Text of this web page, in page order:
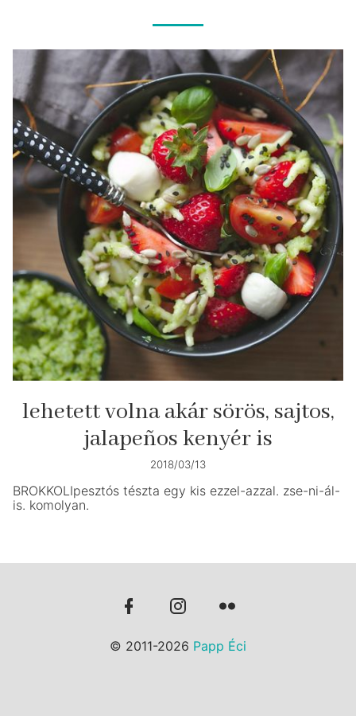
lehetett volna akár sörös, sajtos,
jalapeños kenyér is
2018/03/13
BROKKOLIpesztós tészta egy kis ezzel-azzal. zse-ni-ál-
is. komolyan.
© 2011-2026 Papp Éci